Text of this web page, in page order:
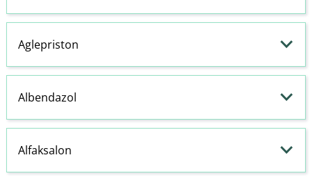
Aglepriston
Albendazol
Alfaksalon